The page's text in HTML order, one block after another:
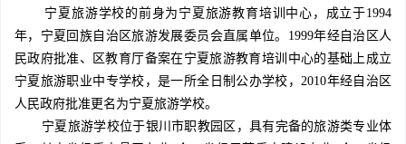
宁夏旅游学校的前身为宁夏旅游教育培训中心，成立于1994
年，宁夏回族自治区旅游发展委员会直属单位。1999年经自治区人
民政府批准、区教育厅备案在宁夏旅游教育培训中心的基础上成立
宁夏旅游职业中专学校，是一所全日制公办学校，2010年经自治区
人民政府批准更名为宁夏旅游学校。
宁夏旅游学校位于银川市职教园区，具有完备的旅游类专业体